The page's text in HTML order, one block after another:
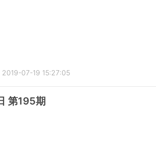
2019-07-19 15:27:05
第195期